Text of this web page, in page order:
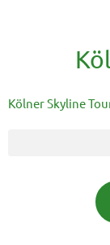
Kölner Skyline